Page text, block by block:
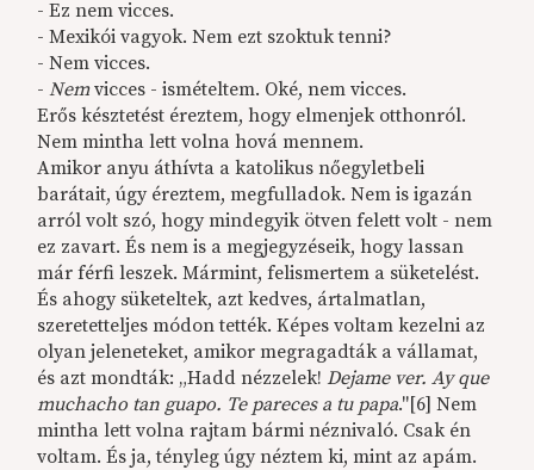
- Ez nem vicces.
- Mexikói vagyok. Nem ezt szoktuk tenni?
- Nem vicces.
-Nemvicces - ismételtem. Oké, nem vicces.
Erős késztetést éreztem, hogy elmenjek otthonról.
Nem mintha lett volna hová mennem.
Amikor anyu áthívta a katolikus nőegyletbeli
barátait, úgy éreztem, megfulladok. Nem is igazán
arról volt szó, hogy mindegyik ötven felett volt - nem
ez zavart. És nem is a megjegyzéseik, hogy lassan
már férfi leszek. Mármint, felismertem a süketelést.
És ahogy süketeltek, azt kedves, ártalmatlan,
szeretetteljes módon tették. Képes voltam kezelni az
olyan jeleneteket, amikor megragadták a vállamat,
és azt mondták: „Hadd nézzelek!Dejame ver. Ay que
muchacho tan guapo. Te pareces a tu papa."[6] Nem
mintha lett volna rajtam bármi néznivaló. Csak én
voltam. És ja, tényleg úgy néztem ki, mint az apám.